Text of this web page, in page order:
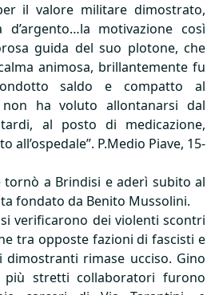
il valore militare dimostrato,
motivazione così
guida del suo plotone, che
animosa, brillantemente fu
saldo e compatto al
ha voluto allontanarsi dal
al posto di medicazione,
all’ospedale”. P.Medio Piave, 15-
tornò a Brindisi e aderì subito al
fondato da Benito Mussolini.
verificarono dei violenti scontri
tra opposte fazioni di fascisti e
rimase ucciso. Gino
stretti collaboratori furono